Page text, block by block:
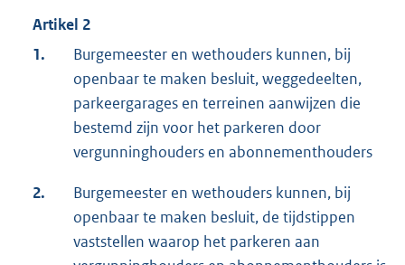
Artikel 2
1.
Burgemeester en wethouders kunnen, bij
openbaar te maken besluit, weggedeelten,
parkeergarages en terreinen aanwijzen die
bestemd zijn voor het parkeren door
vergunninghouders en abonnementhouders
2.
Burgemeester en wethouders kunnen, bij
openbaar te maken besluit, de tijdstippen
vaststellen waarop het parkeren aan